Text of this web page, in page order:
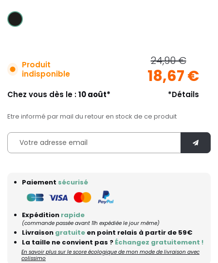
Produit
indisponible
24,90 €
18,67 €
Chez vous dès le :10 août* *Détails
Etre informé par mail du retour en stock de ce produit
Paiement sécurisé
Expédition rapide
(commande passée avant 11h expédiée le jour même)
Livraison gratuite en point relais à partir de 59€
La taille ne convient pas ? Échangez gratuitement !
En savoir plus sur le score écologique de mon mode de livraison avec
colissimo